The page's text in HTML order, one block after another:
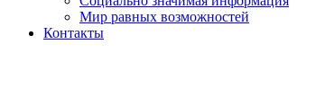
Мир равных возможностей
Контакты